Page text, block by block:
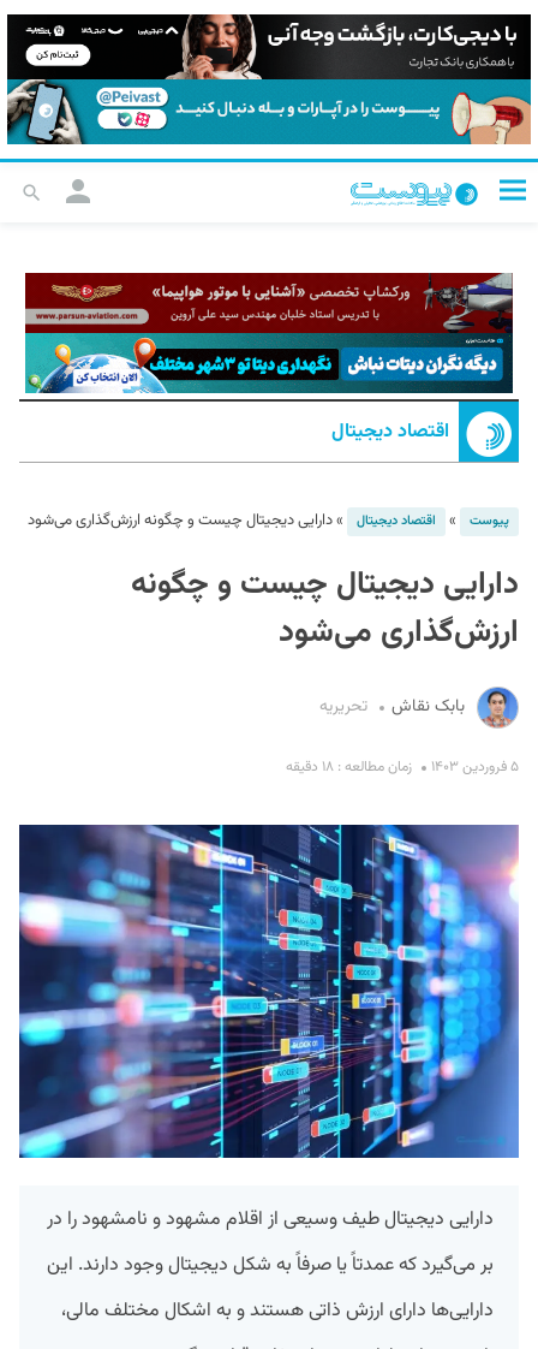
اقتصاد دیجیتال
پیوست » اقتصاد دیجیتال »دارایی دیجیتال چیست و چگونه ارزش‌گذاری می‌شود
دارایی دیجیتال چیست و چگونه
ارزش‌گذاری می‌شود
بابک نقاش تحریریه
۵ فروردین ۱۴۰۳ زمان مطالعه : ۱۸ دقیقه
دارایی دیجیتال طیف وسیعی از اقلام مشهود و نامشهود را در
بر می‌گیرد که عمدتاً یا صرفاً به شکل دیجیتال وجود دارند. این
دارایی‌ها دارای ارزش ذاتی هستند و به اشکال مختلف مالی،